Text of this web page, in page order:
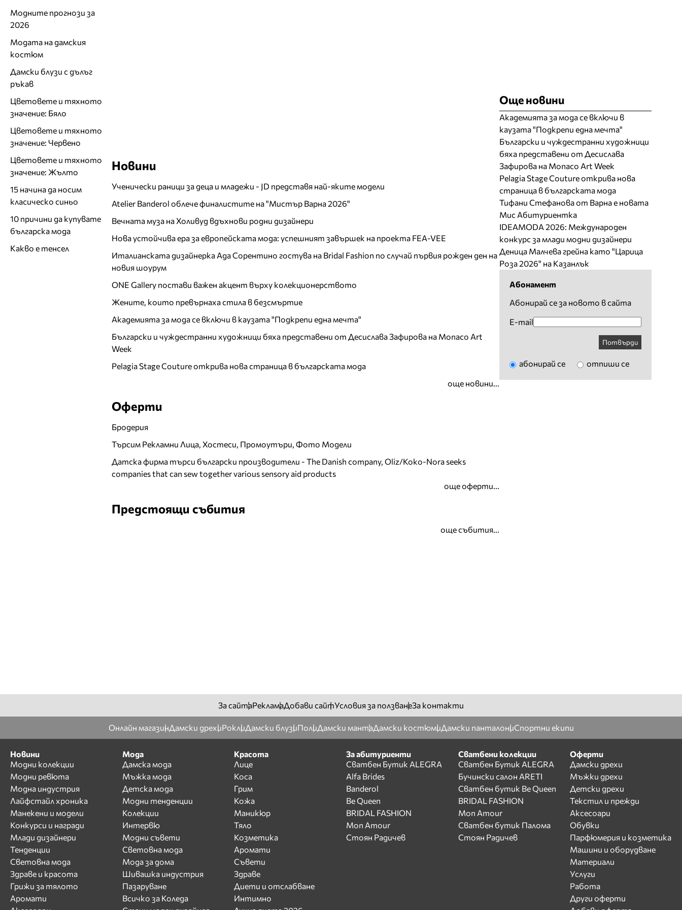
Новини
Ученически раници за деца и младежи - JD представя най-яките модели
Atelier Banderol облече финалистите на "Мистър Варна 2026"
Вечната муза на Холивуд вдъхнови родни дизайнери
Нова устойчива ера за европейската мода: успешният завършек на проекта FEA-VEE
Италианската дизайнерка Ада Сорентино гостува на Bridal Fashion по случай първия рожден ден на
новия шоурум
ONE Gallery постави важен акцент върху колекционерството
Жените, които превърнаха стила в безсмъртие
Академията за мода се включи в каузата "Подкрепи една мечта"
Български и чуждестранни художници бяха представени от Десислава Зафирова на Monaco Art
Week
Pelagia Stage Couture открива нова страница в българската мода
още новини...
Оферти
Бродерия
Търсим Рекламни Лица, Хостеси, Промоутъри, Фото Модели
Датска фирма търси български производители - The Danish company, Oliz/Koko-Nora seeks
companies that can sew together various sensory aid products
още оферти...
Предстоящи събития
още събития...
Модните прогнози за
2026
Модата на дамския
костюм
Дамски блузи с дълъг
ръкав
Цветовете и тяхното
значение: Бяло
Цветовете и тяхното
значение: Червено
Цветовете и тяхното
значение: Жълто
15 начина да носим
класическо синьо
10 причини да купувате
българска мода
Какво е тенсел
Още новини
Академията за мода се включи в
каузата "Подкрепи една мечта"
Български и чуждестранни художници
бяха представени от Десислава
Зафирова на Monaco Art Week
Pelagia Stage Couture открива нова
страница в българската мода
Тифани Стефанова от Варна е новата
Мис Абитуриентка
IDEAMODA 2026: Международен
конкурс за млади модни дизайнери
Деница Малчева грейна като "Царица
Роза 2026" на Казанлък
Абонамент
Абонирай се за новото в сайта
E-mail
Потвърди
абонирай се отпиши се
За сайтаРекламаДобави сайтУсловия за ползванеЗа контакти
Онлайн магазинДамски дрехиРоклиДамски блузиПолиДамски мантаДамски костюмиДамски панталониСпортни екипи
Новини
Модни колекции
Модни ревюта
Модна индустрия
Лайфстайл хроника
Манекени и модели
Конкурси и награди
Млади дизайнери
Тенденции
Световна мода
Здраве и красота
Грижи за тялото
Аромати
Мода
Дамска мода
Мъжка мода
Детска мода
Модни тенденции
Колекции
Интервю
Модни съвети
Световна мода
Мода за дома
Шивашка индустрия
Пазаруване
Всичко за Коледа
Красота
Лице
Коса
Грим
Кожа
Маникюр
Тяло
Козметика
Аромати
Съвети
Здраве
Диети и отслабване
Интимно
За абитуриенти
Сватбен Бутик ALEGRA
Alfa Brides
Banderol
Be Queen
BRIDAL FASHION
Mon Amour
Стоян Радичев
Сватбени колекции
Сватбен Бутик ALEGRA
Бучински салон ARETI
Сватбен бутик Be Queen
BRIDAL FASHION
Mon Amour
Сватбен бутик Палома
Стоян Радичев
Оферти
Дамски дрехи
Мъжки дрехи
Детски дрехи
Текстил и прежди
Аксесоари
Обувки
Парфюмерия и козметика
Машини и оборудване
Материали
Услуги
Работа
Други оферти